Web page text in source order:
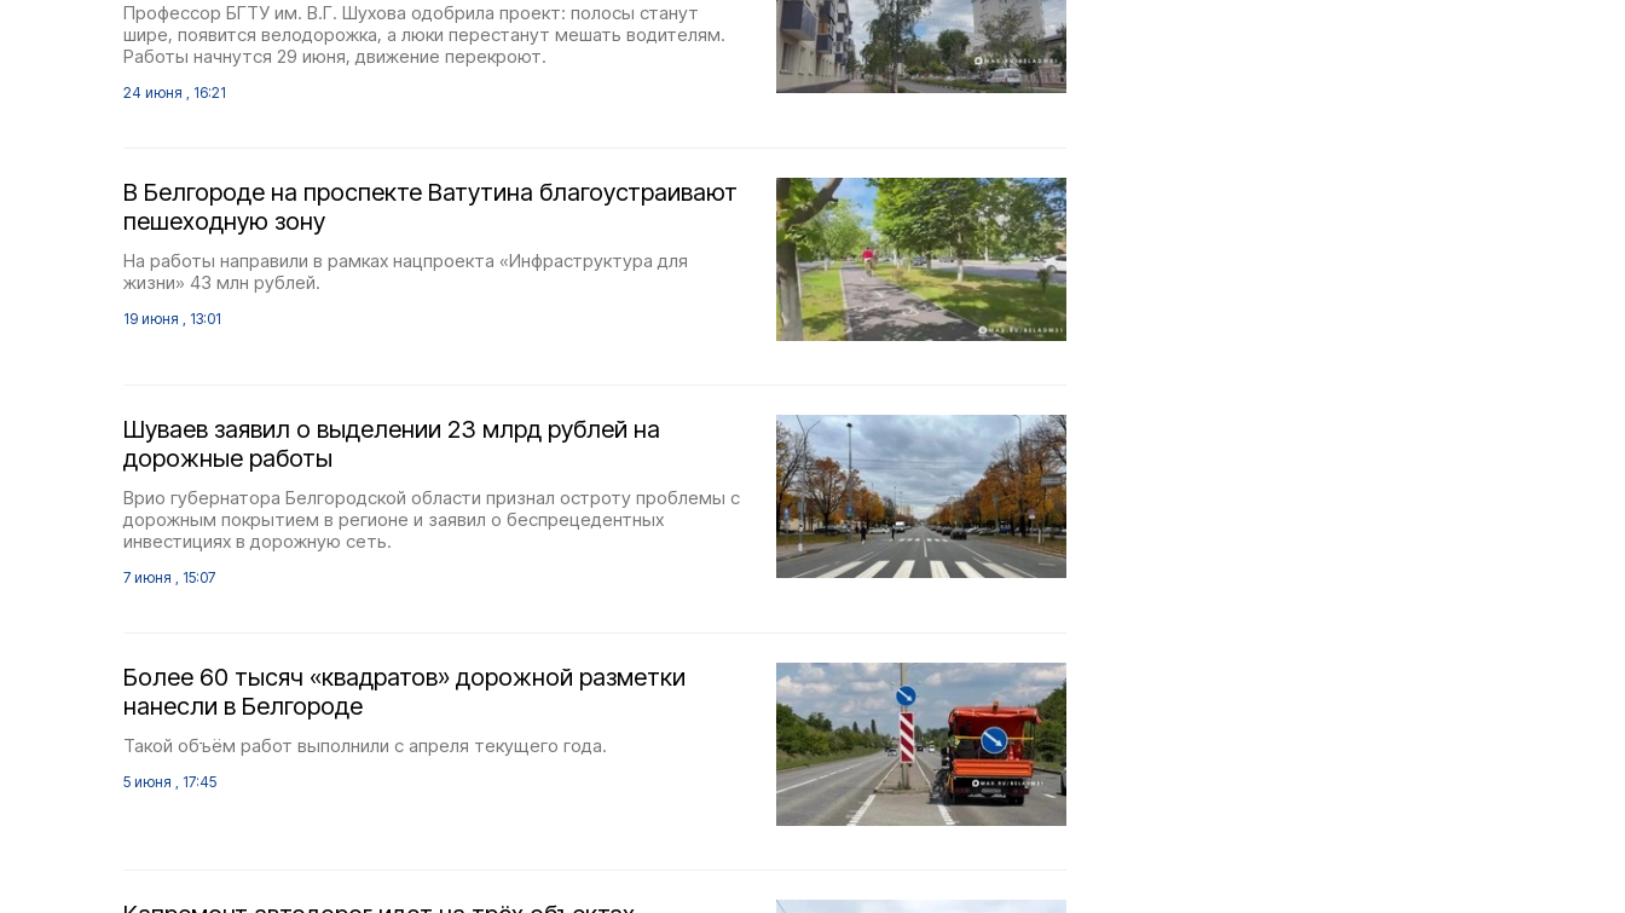
Профессор БГТУ им. В.Г. Шухова одобрила проект: полосы станут
шире, появится велодорожка, а люки перестанут мешать водителям.
Работы начнутся 29 июня, движение перекроют.
24 июня , 16:21
В Белгороде на проспекте Ватутина благоустраивают
пешеходную зону
На работы направили в рамках нацпроекта «Инфраструктура для
жизни» 43 млн рублей.
19 июня , 13:01
Шуваев заявил о выделении 23 млрд рублей на
дорожные работы
Врио губернатора Белгородской области признал остроту проблемы с
дорожным покрытием в регионе и заявил о беспрецедентных
инвестициях в дорожную сеть.
7 июня , 15:07
Более 60 тысяч «квадратов» дорожной разметки
нанесли в Белгороде
Такой объём работ выполнили с апреля текущего года.
5 июня , 17:45